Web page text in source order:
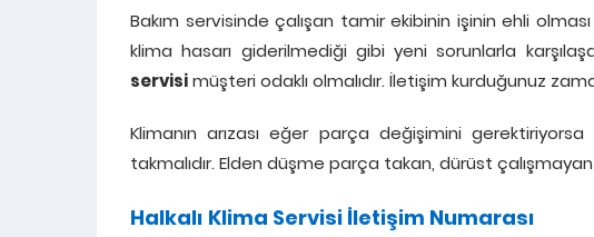
Bakım servisinde çalışan tamir ekibinin işinin ehli
klima hasarı giderilmediği gibi yeni sorunlarla
servisimüşteri odaklı olmalıdır. İletişim kurduğunuz
Klimanın arızası eğer parça değişimini gerektiriyorsa
takmalıdır. Elden düşme parça takan, dürüst
Halkalı Klima Servisi İletişim Numarası